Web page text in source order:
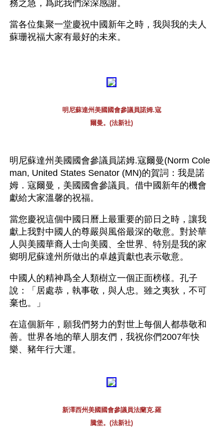
務之急，爲此我們深深感謝。
當各位集聚一堂慶祝中國新年之時，我與我的夫人
蘇珊祝福大家有最好的未來。
明尼蘇達州美國國會參議員諾姆.寇
爾曼。(法新社)
明尼蘇達州美國國會參議員諾姆.寇爾曼(Norm Cole
man, United States Senator (MN)的賀詞：我是諾
姆．寇爾曼，美國國會參議員。借中國新年的機會
獻給大家溫馨的祝福。
當您慶祝這個中國日曆上最重要的節日之時，讓我
獻上我對中國人的尊嚴與風俗最深的敬意。對於華
人與美國華裔人士向美國、全世界、特別是我的家
鄉明尼蘇達州所做出的卓越貢獻也表示敬意。
中國人的精神爲全人類樹立一個正面榜樣。孔子
說：「居處恭，執事敬，與人忠。雖之夷狄，不可
棄也。」
在這個新年，願我們努力的對世上每個人都恭敬和
善。世界各地的華人朋友們，我祝你們2007年快
樂、豬年行大運。
新澤西州美國國會參議員法蘭克.羅
騰堡。(法新社)